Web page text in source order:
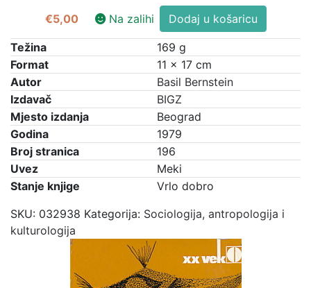
€5,00 Na zalihi
Jezik
i
društvene
klase
količina
Dodaj u košaricu
Težina
169 g
Format
11 × 17 cm
Autor
Basil Bernstein
Izdavač
BIGZ
Mjesto izdanja
Beograd
Godina
1979
Broj stranica
196
Uvez
Meki
Stanje knjige
Vrlo dobro
SKU: 032938 Kategorija: Sociologija, antropologija i
kulturologija